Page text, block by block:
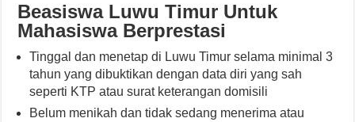
Beasiswa Luwu Timur Untuk
Mahasiswa Berprestasi
Tinggal dan menetap di Luwu Timur selama minimal 3
tahun yang dibuktikan dengan data diri yang sah
seperti KTP atau surat keterangan domisili
Belum menikah dan tidak sedang menerima atau